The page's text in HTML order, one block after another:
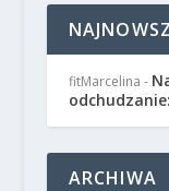
fitMarcelina -
ARCHIWA